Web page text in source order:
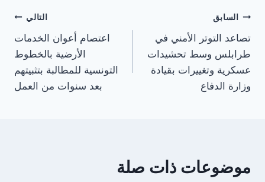
تصفّح
المقالات
السابق
تصاعد التوتر الأمني في
طرابلس وسط تحشيدات
عسكرية وتغييرات بقيادة
وزارة الدفاع
التالي
اعتصام أعوان الخدمات
الأرضية بالخطوط
التونسية للمطالبة بتثبيتهم
بعد سنوات من العمل
موضوعات ذات صلة